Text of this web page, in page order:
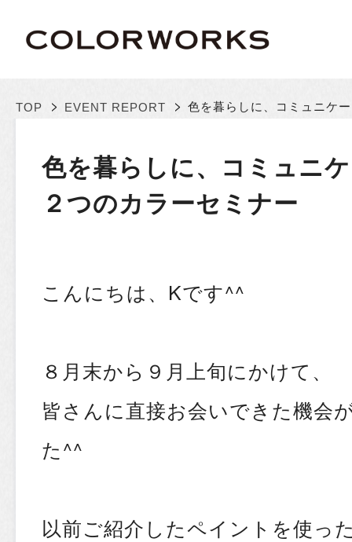
TOP > EVENT REPORT > 色を暮らしに、コミュニケ
色を暮らしに、コミュニ
２つのカラーセミナー
こんにちは、Kです^^
８月末から９月上旬にかけて、
皆さんに直接お会いできた機会
た^^
以前ご紹介したペイントを使っ